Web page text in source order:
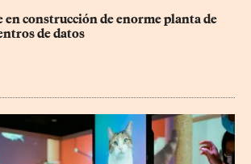
construcción de enorme planta de
de datos